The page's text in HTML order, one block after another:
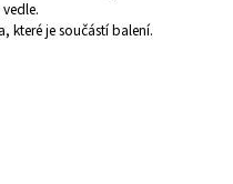
které je součástí balení.